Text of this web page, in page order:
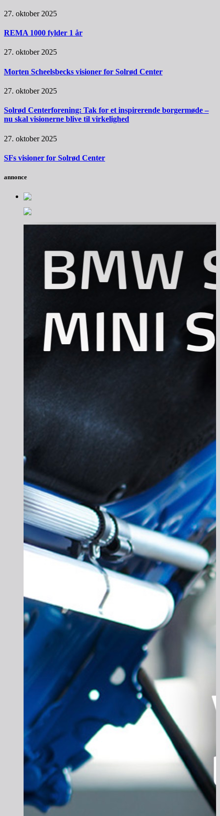
27. oktober 2025
REMA 1000 fylder 1 år
27. oktober 2025
Morten Scheelsbecks visioner for Solrød Center
27. oktober 2025
Solrød Centerforening: Tak for et inspirerende borgermøde –
nu skal visionerne blive til virkelighed
27. oktober 2025
SFs visioner for Solrød Center
annonce